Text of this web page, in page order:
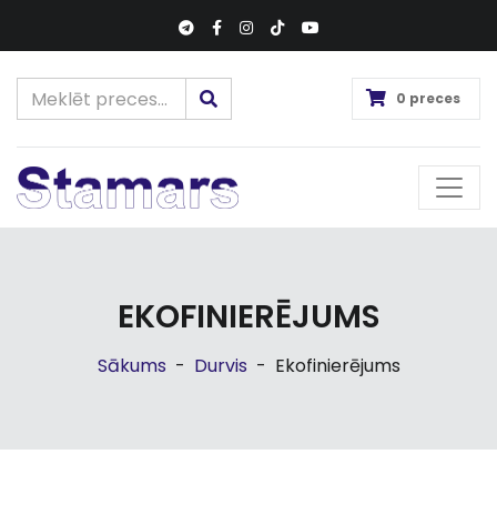
0 preces
EKOFINIERĒJUMS
Sākums - Durvis - Ekofinierējums